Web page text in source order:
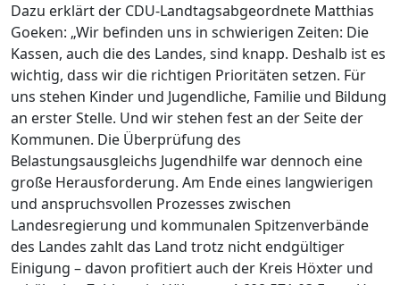
Dazu erklärt der CDU-Landtagsabgeordnete Matthias
Goeken: „Wir befinden uns in schwierigen Zeiten: Die
Kassen, auch die des Landes, sind knapp. Deshalb ist es
wichtig, dass wir die richtigen Prioritäten setzen. Für
uns stehen Kinder und Jugendliche, Familie und Bildung
an erster Stelle. Und wir stehen fest an der Seite der
Kommunen. Die Überprüfung des
Belastungsausgleichs Jugendhilfe war dennoch eine
große Herausforderung. Am Ende eines langwierigen
und anspruchsvollen Prozesses zwischen
Landesregierung und kommunalen Spitzenverbände
des Landes zahlt das Land trotz nicht endgültiger
Einigung – davon profitiert auch der Kreis Höxter und